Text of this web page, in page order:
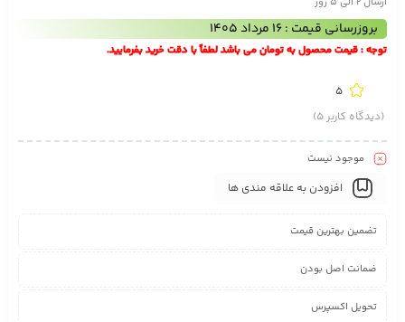
بروزرسانی قیمت : 16 مرداد 1405
توجه : قیمت محصول به تومان می باشد لطفاً با دقت خرید بفرمایید.
5
(دیدگاه کاربر5
)
موجود نیست
افزودن به علاقه مندی ها
تضمین بهترین قیمت
ضمانت اصل بودن
تحویل اکسپرس